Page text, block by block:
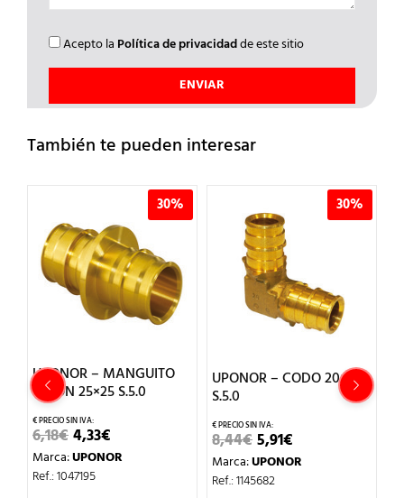
Acepto la Política de privacidadde este sitio
También te pueden interesar
30%
UPONOR – MANGUITO
UNION 25×25 S.5.0
6,18€EL
PRECIO
ORIGINAL
ERA:
4,33€PRECIO
ACTUAL
Marca:UPONOR
Ref.: 1047195
30%
UPONOR – CODO 20×20
S.5.0
8,44€EL
PRECIO
ORIGINAL
ERA:
5,91€PRECIO
ACTUAL
Marca:UPONOR
Ref.: 1145682